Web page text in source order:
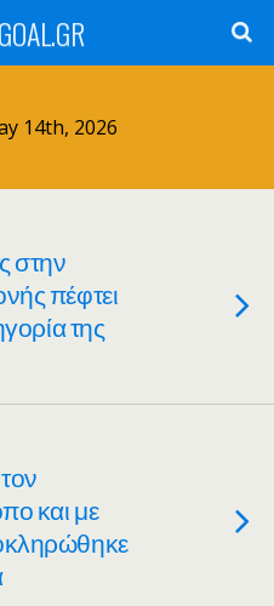
14th, 2026
στην
πέφτει
της
και με